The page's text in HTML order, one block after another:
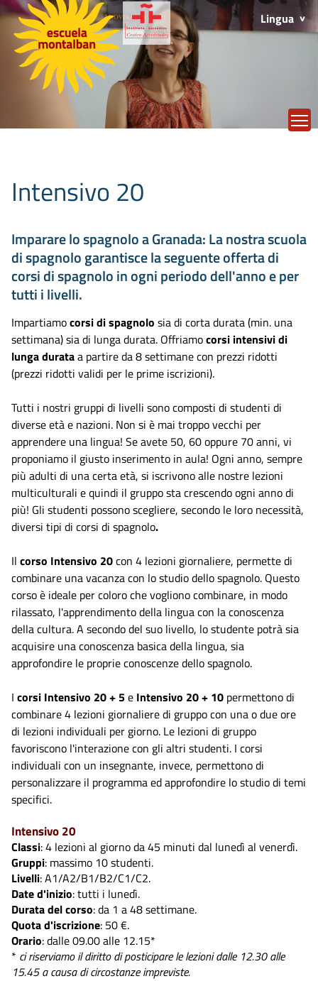
Lingua
Intensivo 20
Imparare lo spagnolo a Granada: La nostra scuola
di spagnolo garantisce la seguente offerta di
corsi di spagnolo in ogni periodo dell'anno e per
tutti i livelli.
Impartiamocorsi di spagnolo sia di corta durata (min. una
settimana) sia di lunga durata. Offriamocorsi intensivi di
lunga durataa partire da 8 settimane con prezzi ridotti
(prezzi ridotti validi per le prime iscrizioni).
Tutti i nostri gruppi di livelli sono composti di studenti di
diverse età e nazioni. Non si è mai troppo vecchi per
apprendere una lingua! Se avete 50, 60 oppure 70 anni, vi
proponiamo il giusto inserimento in aula! Ogni anno, sempre
più adulti di una certa età, si iscrivono alle nostre lezioni
multiculturali e quindi il gruppo sta crescendo ogni anno di
più! Gli studenti possono scegliere, secondo le loro necessità,
diversi tipi di corsi di spagnolo.
Il corso Intensivo 20con 4 lezioni giornaliere, permette di
combinare una vacanza con lo studio dello spagnolo. Questo
corso è ideale per coloro che vogliono combinare, in modo
rilassato, l'apprendimento della lingua con la conoscenza
della cultura. A secondo del suo livello, lo studente potrà sia
acquisire una conoscenza basica della lingua, sia
approfondire le proprie conoscenze dello spagnolo.
I corsi Intensivo 20 + 5e Intensivo 20 + 10 permettono di
combinare 4 lezioni giornaliere di gruppo con una o due ore
di lezioni individuali per giorno. Le lezioni di gruppo
favoriscono l'interazione con gli altri studenti. I corsi
individuali con un insegnante, invece, permettono di
personalizzare il programma ed approfondire lo studio di temi
specifici.
Intensivo 20
Classi: 4 lezioni al giorno da 45 minuti dal lunedì al venerdì.
Gruppi: massimo 10 studenti.
Livelli: A1/A2/B1/B2/C1/C2.
Date d'inizio: tutti i lunedì.
Durata del corso: da 1 a 48 settimane.
Quota d'iscrizione: 50 €.
Orario: dalle 09.00 alle 12.15*
* ci riserviamo il diritto di posticipare le lezioni dalle 12.30 alle
15.45 a causa di circostanze impreviste.